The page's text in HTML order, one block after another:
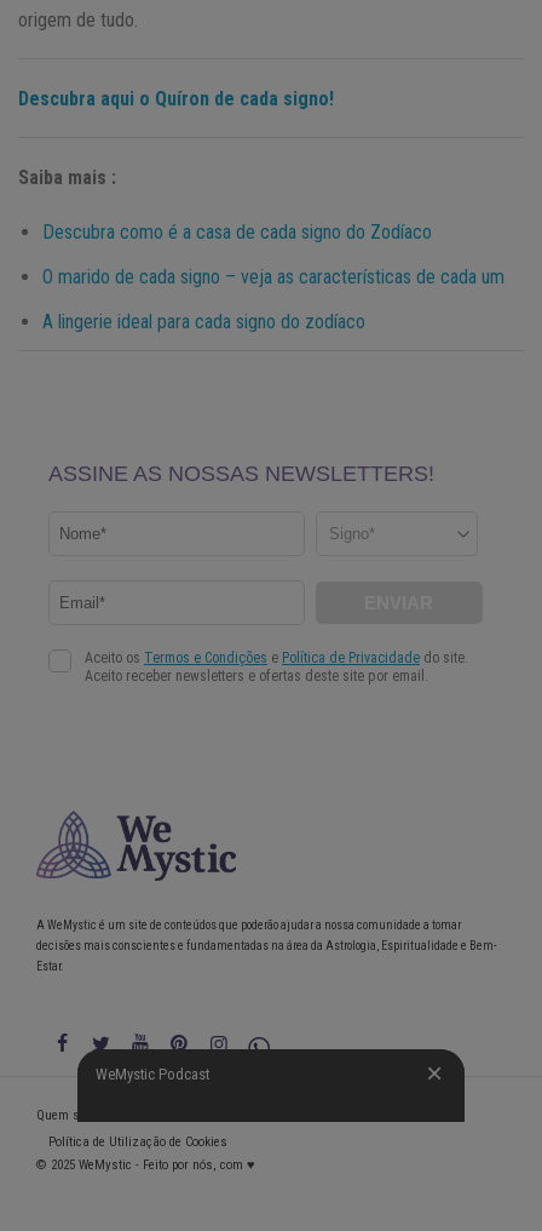
origem de tudo.
Descubra aqui o Quíron de cada signo!
Saiba mais :
Descubra como é a casa de cada signo do Zodíaco
O marido de cada signo – veja as características de cada um
A lingerie ideal para cada signo do zodíaco
WeMystic Podcast
A WeMystic é um site de conteúdos que poderão ajudar a nossa comunidade a tomar
decisões mais conscientes e fundamentadas na área da Astrologia, Espiritualidade e Bem-
Estar.
WeMystic Podcast
Quem somos
Política de Utilização de Cookies
© 2025 WeMystic - Feito por nós, com ♥